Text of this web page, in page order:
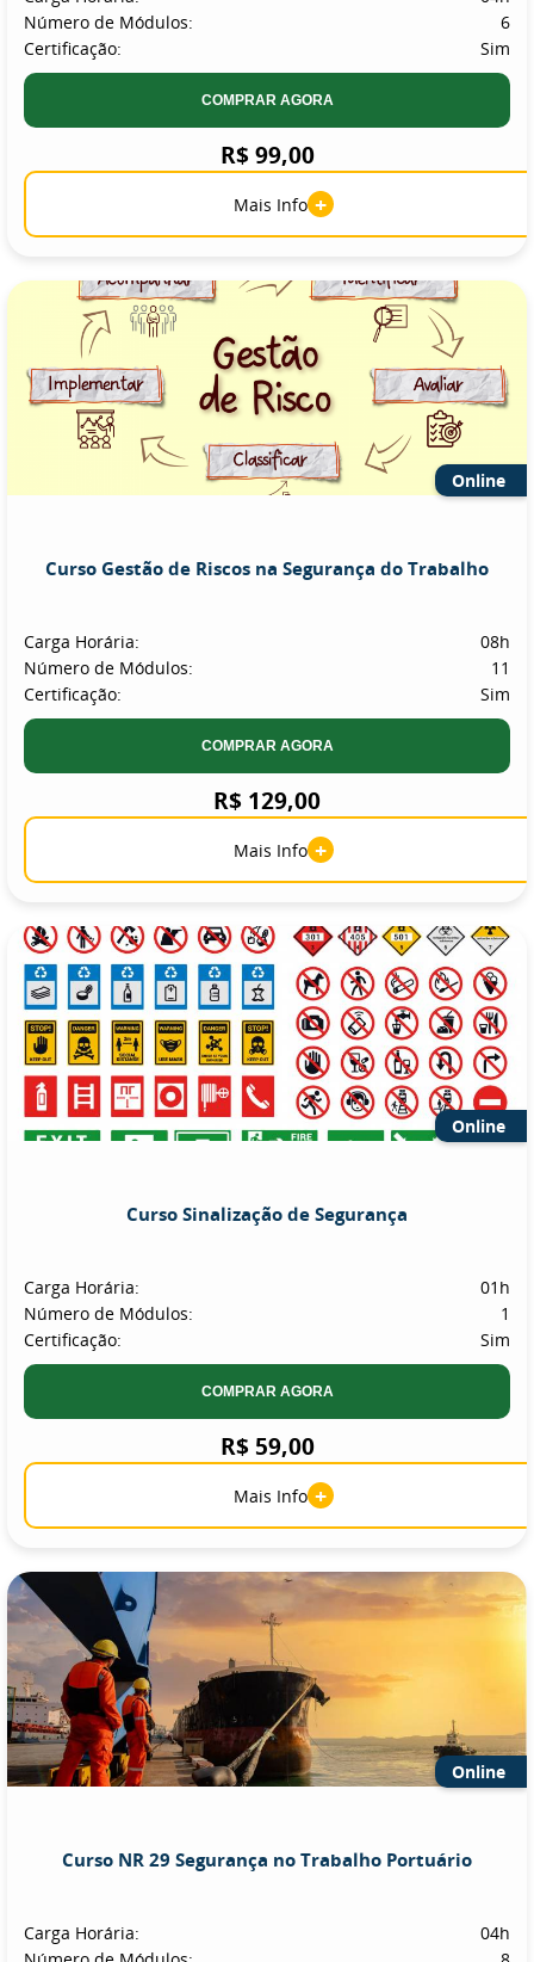
Número de Módulos:
6
Certificação:
Sim
COMPRAR AGORA
R$ 99,00
Mais Info +
Online
Curso Gestão de Riscos na Segurança do Trabalho
Carga Horária:
08h
Número de Módulos:
11
Certificação:
Sim
COMPRAR AGORA
R$ 129,00
Mais Info +
Online
Curso Sinalização de Segurança
Carga Horária:
01h
Número de Módulos:
1
Certificação:
Sim
COMPRAR AGORA
R$ 59,00
Mais Info +
Online
Curso NR 29 Segurança no Trabalho Portuário
Carga Horária:
04h